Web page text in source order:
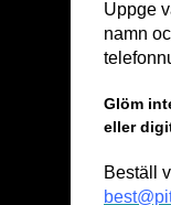
Uppge
namn
Glöm
eller
Beställ